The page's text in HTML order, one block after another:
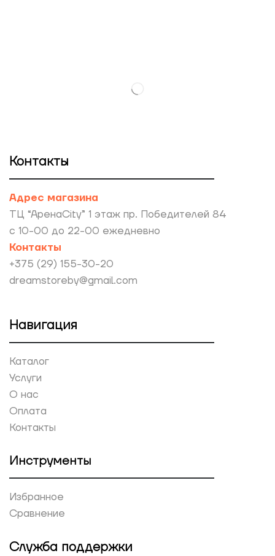
Контакты
Адрес магазина
ТЦ “АренаCity” 1 этаж пр. Победителей 84
с 10-00 до 22-00 ежедневно
Контакты
+375 (29) 155-30-20
dreamstoreby@gmail.com
Навигация
Каталог
Услуги
О нас
Оплата
Контакты
Инструменты
Избранное
Сравнение
Служба поддержки